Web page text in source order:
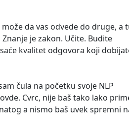
da vas odvede do druge, a
je zakon. Učite. Budite
kvalitet odgovora koji
čula na početku svoje NLP
Cvrc, nije baš tako lako
a nismo baš uvek spremni